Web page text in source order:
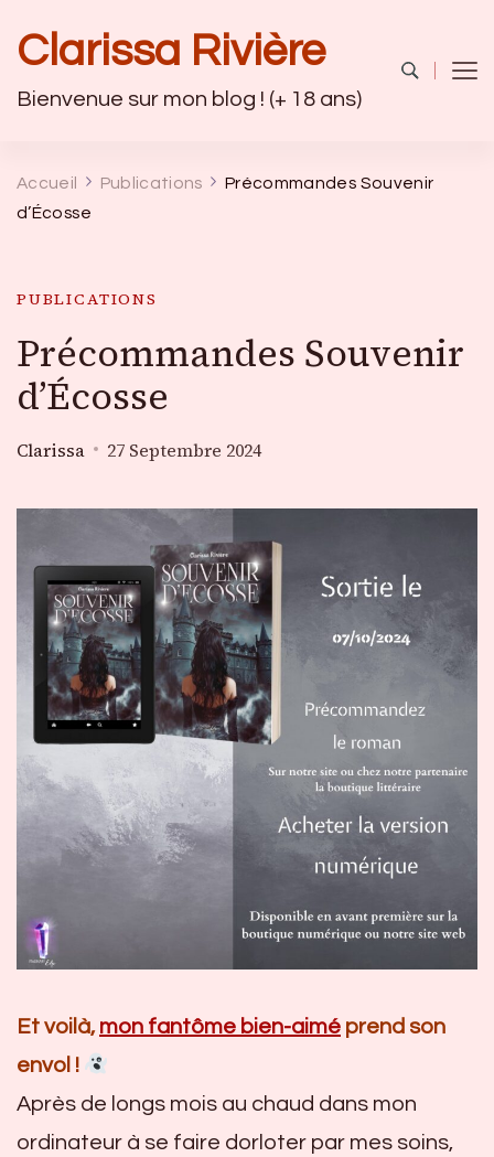
Clarissa Rivière
Bienvenue sur mon blog ! (+ 18 ans)
Accueil Publications
Précommandes Souvenir
d’Écosse
PUBLICATIONS
Précommandes Souvenir
d’Écosse
Clarissa 27 Septembre 2024
Et voilà, mon fantôme bien-aimé prend son
envol !
Après de longs mois au chaud dans mon
ordinateur à se faire dorloter par mes soins,